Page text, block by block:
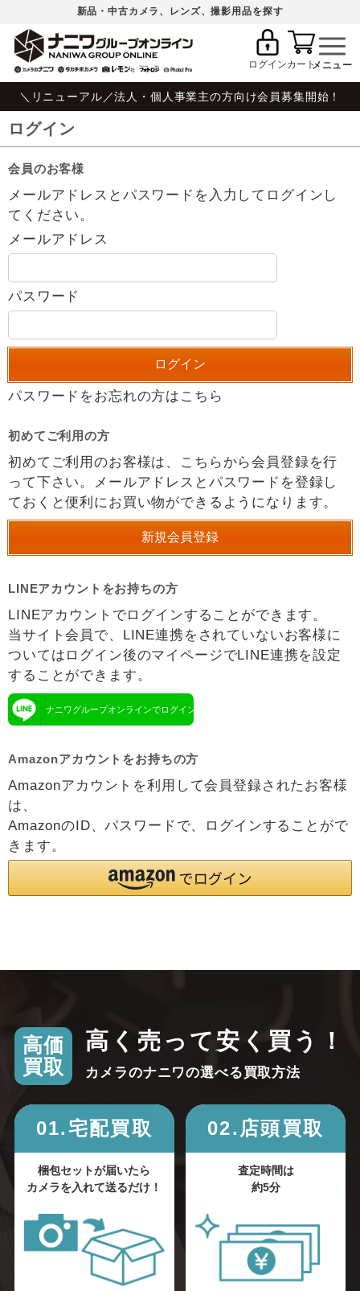
新品・中古カメラ、レンズ、撮影用品を探す
ログインカート
＼リニューアル／法人・個人事業主の方向け会員募集開始！
ログイン
会員のお客様
メールアドレスとパスワードを入力してログインし
てください。
メールアドレス
パスワード
パスワードをお忘れの方はこちら
初めてご利用の方
初めてご利用のお客様は、こちらから会員登録を行
って下さい。メールアドレスとパスワードを登録し
ておくと便利にお買い物ができるようになります。
LINEアカウントをお持ちの方
LINEアカウントでログインすることができます。
当サイト会員で、LINE連携をされていないお客様に
ついてはログイン後のマイページでLINE連携を設定
することができます。
ナニワグループオンラインでログイン
Amazonアカウントをお持ちの方
Amazonアカウントを利用して会員登録されたお客様
は、
AmazonのID、パスワードで、ログインすることがで
きます。
高価
買取
高く売って安く買う！
カメラのナニワの選べる買取方法
01.宅配買取
梱包セットが届いたら
カメラを入れて送るだけ！
02.店頭買取
査定時間は
約5分